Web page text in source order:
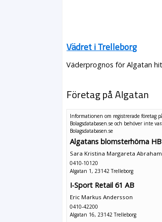
Vädret i Trelleborg
Väderprognos för Algatan
Företag på Algatan
Informationen om registrerade företag
Bolagsdatabasen.se och behöver inte
Bolagsdatabasen.se
Algatans blomsterhörna HB
Sara Kristina Margareta
0410-10120
Algatan 1, 23142 Trelleborg
I-Sport Retail 61 AB
Eric Markus Andersson
0410-42200
Algatan 16, 23142 Trelleborg